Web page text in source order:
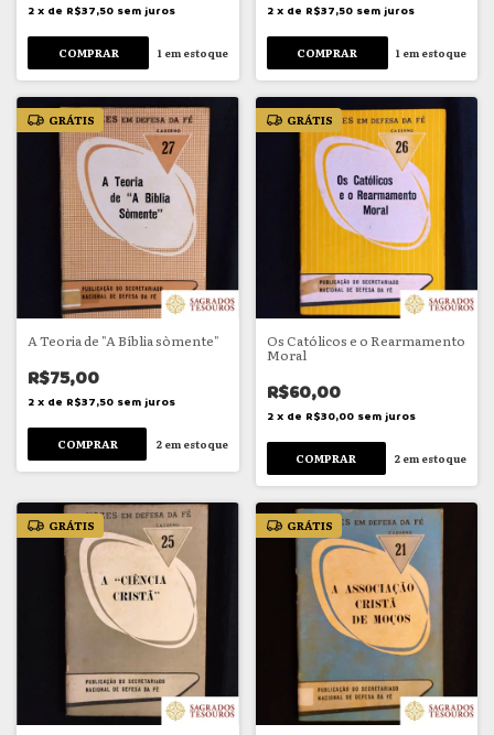
2 x de R$37,50 sem juros
1 em estoque
2 x de R$37,50 sem juros
1 em estoque
GRÁTIS
A Teoria de "A Bíblia sòmente"
R$75,00
2 x de R$37,50 sem juros
2em estoque
GRÁTIS
Os Católicos e o Rearmamento
Moral
R$60,00
2 x de R$30,00 sem juros
2 em estoque
GRÁTIS GRÁTIS